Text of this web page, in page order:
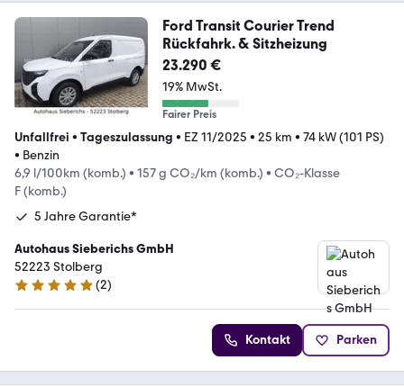
Ford Transit Courier Trend
Rückfahrk. & Sitzheizung
23.290 €
19% MwSt.
Fairer Preis
Unfallfrei • Tageszulassung • EZ 11/2025 • 25 km • 74 kW (101 PS)
• Benzin
6,9 l/100km (komb.) • 157 g CO₂/km (komb.) • CO₂-Klasse
F (komb.)
5 Jahre Garantie*
Autohaus Sieberichs GmbH
52223 Stolberg
5 Sterne
(2)
Kontakt Parken